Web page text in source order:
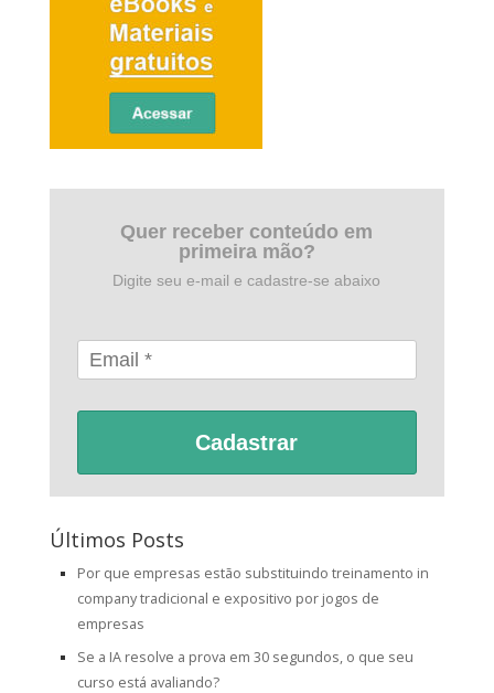
Quer receber conteúdo em
primeira mão?
Digite seu e-mail e cadastre-se abaixo
Cadastrar
Últimos Posts
Por que empresas estão substituindo treinamento in
company tradicional e expositivo por jogos de
empresas
Se a IA resolve a prova em 30 segundos, o que seu
curso está avaliando?